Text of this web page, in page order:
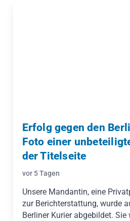
Erfolg gegen den
Foto einer
der Titelseite
vor 5 Tagen
Unsere Mandantin, eine
zur Berichterstattung, wurde
Berliner Kurier abgebildet. Sie